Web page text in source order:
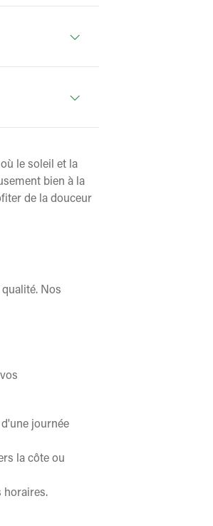
le soleil et la
bien à la
de la douceur
qualité. Nos
journée
la côte ou
horaires.